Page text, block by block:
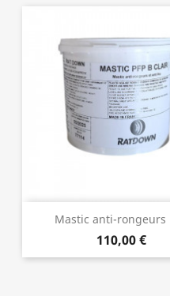
Mastic anti-rongeurs
110,00 €